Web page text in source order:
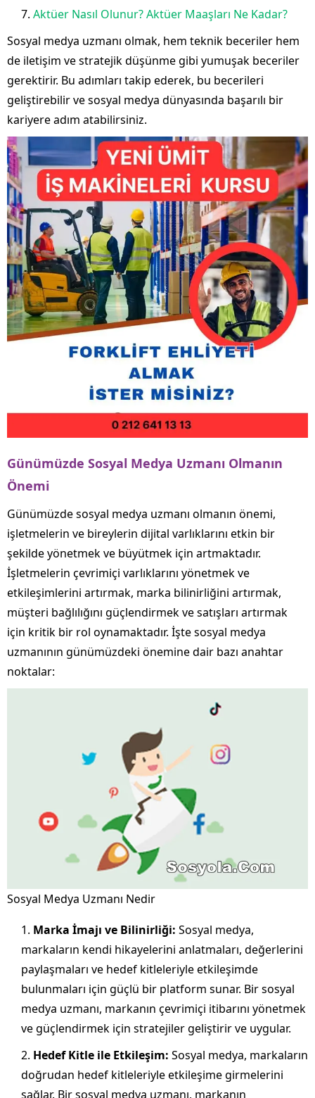
Aktüer Nasıl Olunur? Aktüer Maaşları Ne Kadar?
Sosyal medya uzmanı olmak, hem teknik beceriler hem
de iletişim ve stratejik düşünme gibi yumuşak beceriler
gerektirir. Bu adımları takip ederek, bu becerileri
geliştirebilir ve sosyal medya dünyasında başarılı bir
kariyere adım atabilirsiniz.
Günümüzde Sosyal Medya Uzmanı Olmanın
Önemi
Günümüzde sosyal medya uzmanı olmanın önemi,
işletmelerin ve bireylerin dijital varlıklarını etkin bir
şekilde yönetmek ve büyütmek için artmaktadır.
İşletmelerin çevrimiçi varlıklarını yönetmek ve
etkileşimlerini artırmak, marka bilinirliğini artırmak,
müşteri bağlılığını güçlendirmek ve satışları artırmak
için kritik bir rol oynamaktadır. İşte sosyal medya
uzmanının günümüzdeki önemine dair bazı anahtar
noktalar:
Sosyal Medya Uzmanı Nedir
Marka İmajı ve Bilinirliği: Sosyal medya,
markaların kendi hikayelerini anlatmaları, değerlerini
paylaşmaları ve hedef kitleleriyle etkileşimde
bulunmaları için güçlü bir platform sunar. Bir sosyal
medya uzmanı, markanın çevrimiçi itibarını yönetmek
ve güçlendirmek için stratejiler geliştirir ve uygular.
Hedef Kitle ile Etkileşim: Sosyal medya, markaların
doğrudan hedef kitleleriyle etkileşime girmelerini
sağlar. Bir sosyal medya uzmanı, markanın